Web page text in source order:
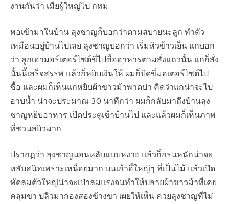
งานกันว่า เมียผู้ใหญ่ไป กทม
พอเข้ามาในบ้าน ลุงชาญก็บอกว่าตามสบายนะลูก ทำตัว
เหมือนอยู่บ้านไปเลย ลุงชาญบอกว่า เริ่มหิวข้าวเย็น แกบอก
ว่า ลูกเอามอร์เตอร์ไซต์ขี่ไปซื้ออาหารตามสั่งแถวนั้น แกก็สั่ง
นั้นนี้เสร็จสรรพ แล้วก็หยิบเงินให้ ผมก็บิดขี่มอเตอร์ไซต์ไป
ซื้อ และผมก็เห็นแกหยิบผ้าขาวม้าพาดบ่า คิดว่าแกน่าจะไป
อาบน้ำ น่าจะประมาณ 30 นาทีกว่า ผมก็กลับมาถึงบ้านลุง
ชาญหยิบอาหาร เปิดประตูเข้าบ้านไป และแล้วผมก็เห็นภาพ
ที่ชวนสยิวมาก
ปรากฏว่า ลุงชาญนอนหลับแบบหงาย แล้วก็กรนหนักน่าจะ
หลับสนิทเพราะเหนื่อยมาก บนเก้าอี้ใหญ่ๆ ที่เป็นไม้ แล้วเปิด
พัดลมตัวใหญ่น่าจะเป่าลมแรงจนทำให้ปลายผ้าขาวม้าที่เคย
คลุมขา ปลิวมากองสองข้างขา เผยให้เห็น ควยลุงชาญที่ไม่